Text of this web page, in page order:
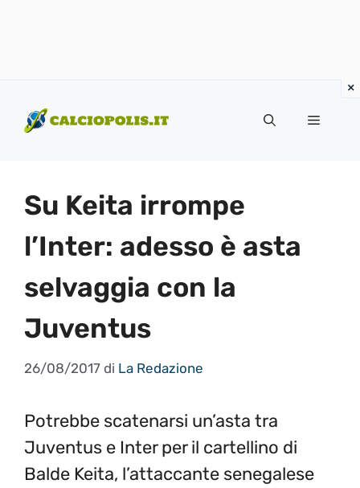
contenuto
Menu
Su Keita irrompe
l’Inter: adesso è asta
selvaggia con la
Juventus
26/08/2017 di La Redazione
Potrebbe scatenarsi un’asta tra
Juventus e Inter per il cartellino di
Balde Keita, l’attaccante senegalese